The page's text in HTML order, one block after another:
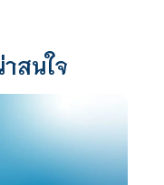
สนใจ